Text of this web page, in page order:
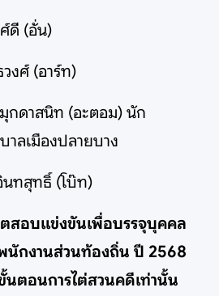
ดี (อั่น)
งศ์ (อาร์ท)
มุกดาสนิท (อะตอม) นัก
ลเมืองปลายบาง
ทสุทธิ์ (โบ๊ท)
สอบแข่งขันเพื่อบรรจุบุคคล
พนักงานส่วนท้องถิ่น ปี 2568
นตอนการไต่สวนคดีเท่านั้น